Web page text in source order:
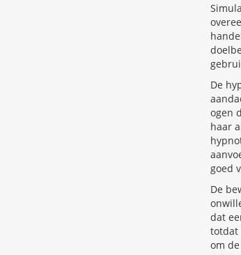
De
ogen
haar
goed
De
dat
totdat
om